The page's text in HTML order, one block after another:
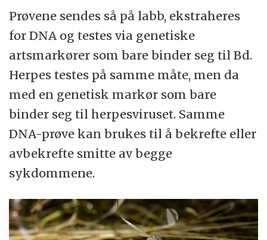
Prøvene sendes så på labb, ekstraheres
for DNA og testes via genetiske
artsmarkører som bare binder seg til Bd.
Herpes testes på samme måte, men da
med en genetisk markør som bare
binder seg til herpesviruset. Samme
DNA-prøve kan brukes til å bekrefte eller
avbekrefte smitte av begge
sykdommene.